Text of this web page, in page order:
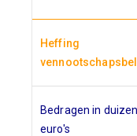
Heffing
Bedragen in
euro's